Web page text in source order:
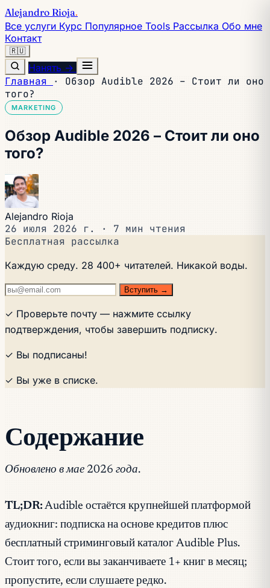
Alejandro Rioja.
Все услуги Курс Популярное Tools Рассылка Обо мне
Контакт
🇷🇺
Нанять →
Главная ·
Обзор Audible 2026 – Стоит ли оно
того?
MARKETING
Обзор Audible 2026 – Стоит ли оно
того?
Alejandro Rioja
26 июля 2026 г. ·
7 мин чтения
Бесплатная рассылка
Каждую среду. 28 400+ читателей. Никакой воды.
Вступить →
✓ Проверьте почту — нажмите ссылку
подтверждения, чтобы завершить подписку.
✓ Вы подписаны!
✓ Вы уже в списке.
Содержание
Обновлено в мае 2026 года.
TL;DR: Audible остаётся крупнейшей платформой
аудиокниг: подписка на основе кредитов плюс
бесплатный стриминговый каталог Audible Plus.
Стоит того, если вы заканчиваете 1+ книг в месяц;
пропустите, если слушаете редко.